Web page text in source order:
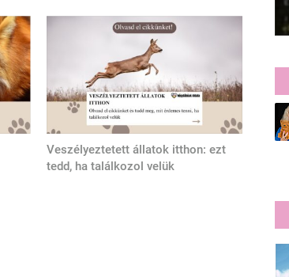
Veszélyeztetett állatok itthon: ezt
tedd, ha találkozol velük